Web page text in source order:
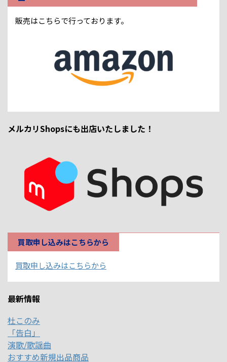
販売はこちらで行っております。
メルカリShopsにも出店いたしました！
買取申し込みはこちらから
買取申し込みはこちらから
最新情報
杜このみ
「告白」
演歌/歌謡曲
おすすめ新規出品商品